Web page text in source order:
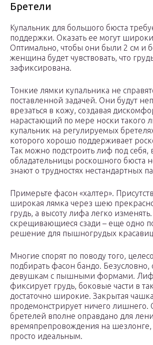
Бретели
Купальник для большого бюста
поддержки. Оказать ее могут
Оптимально, чтобы они были 2 см и
женщина будет чувствовать, что
зафиксирована.
Тонкие лямки купальника не
поставленной задачей. Они будут
врезаться в кожу, создавая
нарастающий по мере носки такого
купальник на регулируемых
которого хорошо поддерживает
Так можно подстроить лиф под себя,
обладательницы роскошного бюста
знают о трудностях нестандартных
Примерьте фасон «халтер».
широкая лямка через шею
грудь, а высоту лифа легко
скрещивающиеся сзади – еще одно
решение для пышногрудых
Многие спорят по поводу того,
подбирать фасон бандо. Безусловно,
девушкам с пышными формами. Лиф
фиксирует грудь, боковые части в
достаточно широкие. Закрытая
продемонстрирует ничего лишнего.
бретелей вполне оправдано для
времяпрепровождения на шезлонге,
просто идеальным.